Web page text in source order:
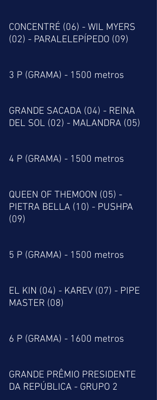
CONCENTRÉ (06) - WIL MYERS
(02) - PARALELEPÍPEDO (09)
3 P (GRAMA) - 1500 metros
GRANDE SACADA (04) - REINA
DEL SOL (02) - MALANDRA (05)
4 P (GRAMA) - 1500 metros
QUEEN OF THEMOON (05) -
PIETRA BELLA (10) - PUSHPA
(09)
5 P (GRAMA) - 1500 metros
EL KIN (04) - KAREV (07) - PIPE
MASTER (08)
6 P (GRAMA) - 1600 metros
GRANDE PRÊMIO PRESIDENTE
DA REPÚBLICA - GRUPO 2